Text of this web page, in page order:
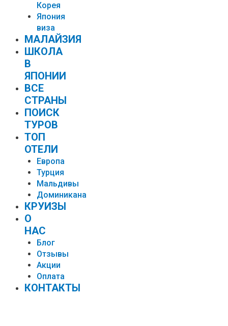
Корея
Япония
виза
МАЛАЙЗИЯ
ШКОЛА
В
ЯПОНИИ
ВСЕ
СТРАНЫ
ПОИСК
ТУРОВ
ТОП
ОТЕЛИ
Европа
Турция
Мальдивы
Доминикана
КРУИЗЫ
О
НАС
Блог
Отзывы
Акции
Оплата
КОНТАКТЫ